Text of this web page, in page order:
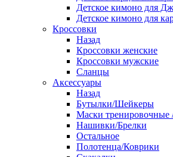
Детское кимоно для
Детское кимоно для
Кроссовки
Назад
Кроссовки женские
Кроссовки мужские
Сланцы
Аксессуары
Назад
Бутылки/Шейкеры
Маски тренировочные
Нашивки/Брелки
Остальное
Полотенца/Коврики